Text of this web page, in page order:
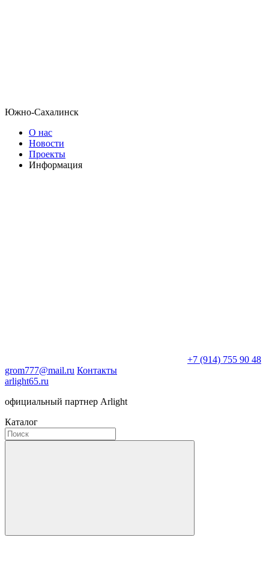
Южно-Сахалинск
О нас
Новости
Проекты
Информация
+7 (914) 755 90 48
grom777@mail.ru Контакты
arlight65.ru
официальный партнер Arlight
Каталог